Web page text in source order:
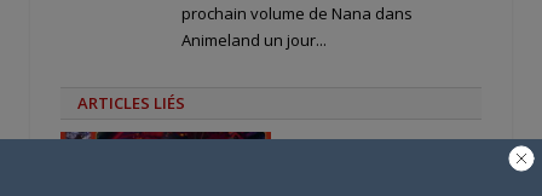
prochain volume de Nana dans
Animeland un jour...
ARTICLES LIÉS